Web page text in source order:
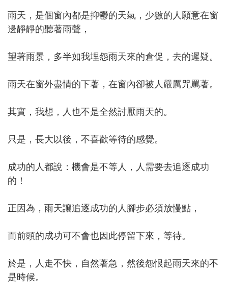
雨天，是個窗內都是抑鬱的天氣，少數的人願意在窗
邊靜靜的聽著雨聲，
望著雨景，多半如我埋怨雨天來的倉促，去的遲疑。
雨天在窗外盡情的下著，在窗內卻被人嚴厲咒罵著。
其實，我想，人也不是全然討厭雨天的。
只是，長大以後，不喜歡等待的感覺。
成功的人都說：機會是不等人，人需要去追逐成功
的！
正因為，雨天讓追逐成功的人腳步必須放慢點，
而前頭的成功可不會也因此停留下來，等待。
於是，人走不快，自然著急，然後怨恨起雨天來的不
是時候。